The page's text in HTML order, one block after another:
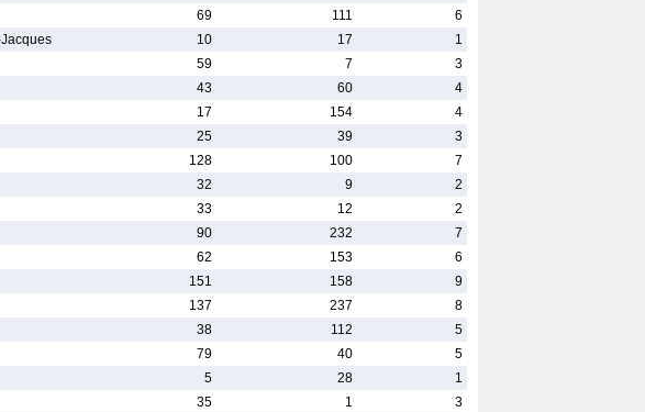
69 111
6
10 17
1
59 7
3
43 60
4
17 154
4
25 39
3
128 100
7
32 9
2
33 12
2
90 232
7
62 153
6
151 158
9
137 237
8
38 112
5
79 40
5
5 28
1
35 1
3